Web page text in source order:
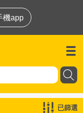
機app
已篩選